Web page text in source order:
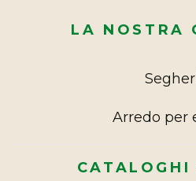
LA NOSTRA
Arredo per
CATALOGHI